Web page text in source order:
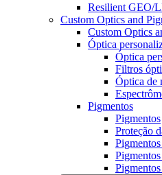
Resilient GEO/
Custom Optics and
Custom Optics
Óptica
Óptica
Filtros
Óptica de
Pigmentos
Pigmentos
Proteção